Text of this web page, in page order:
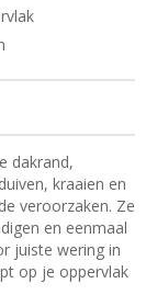
dakrand,
kraaien en
veroorzaken. Ze
en eenmaal
juiste wering in
op je oppervlak